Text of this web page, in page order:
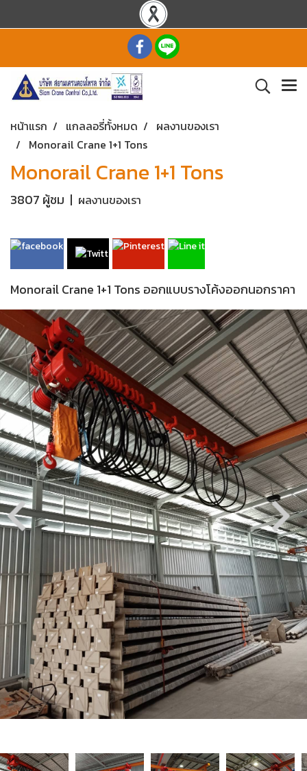
หน้าแรก แกลลอรี่ทั้งหมด
ผลงานของเรา
Monorail Crane 1+1 Tons
Monorail Crane 1+1 Tons
3807 ผู้ชม | ผลงานของเรา
Monorail Crane 1+1 Tons ออกแบบรางโค้งออกนอกราคา